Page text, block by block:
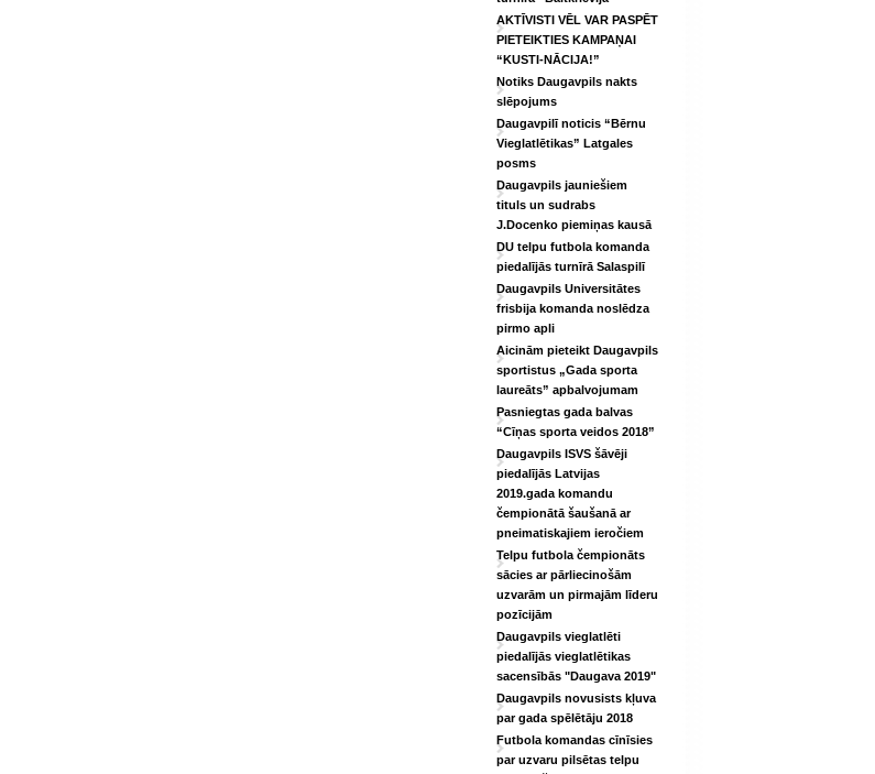
AKTĪVISTI VĒL VAR PASPĒT
PIETEIKTIES KAMPAŅAI
“KUSTI-NĀCIJA!”
Notiks Daugavpils nakts
slēpojums
Daugavpilī noticis “Bērnu
Vieglatlētikas” Latgales
posms
Daugavpils jauniešiem
tituls un sudrabs
J.Docenko piemiņas kausā
DU telpu futbola komanda
piedalījās turnīrā Salaspilī
Daugavpils Universitātes
frisbija komanda noslēdza
pirmo apli
Aicinām pieteikt Daugavpils
sportistus „Gada sporta
laureāts” apbalvojumam
Pasniegtas gada balvas
“Cīņas sporta veidos 2018”
Daugavpils ISVS šāvēji
piedalījās Latvijas
2019.gada komandu
čempionātā šaušanā ar
pneimatiskajiem ieročiem
Telpu futbola čempionāts
sācies ar pārliecinošām
uzvarām un pirmajām līderu
pozīcijām
Daugavpils vieglatlēti
piedalījās vieglatlētikas
sacensībās "Daugava 2019"
Daugavpils novusists kļuva
par gada spēlētāju 2018
Futbola komandas cīnīsies
par uzvaru pilsētas telpu